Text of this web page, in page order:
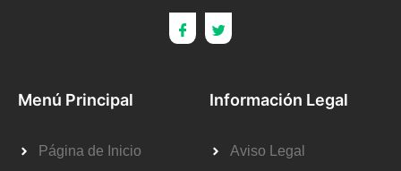
Menú Principal
Página de Inicio
Información Legal
Aviso Legal